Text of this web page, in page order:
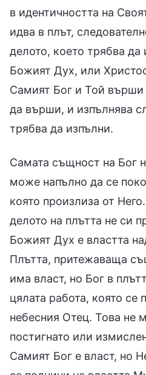
в идентичността на
идва в плът,
делото, което трябва
Божият Дух, или
Самият Бог и Той върши
да върши, и изпълнява
трябва да изпълни.
Самата същност на Бог
може напълно да се
която произлиза от
делото на плътта не си
Божият Дух е властта
Плътта, притежаваща
има власт, но Бог в
цялата работа, която се
небесния Отец. Това не
постигнато или
Самият Бог е власт, но